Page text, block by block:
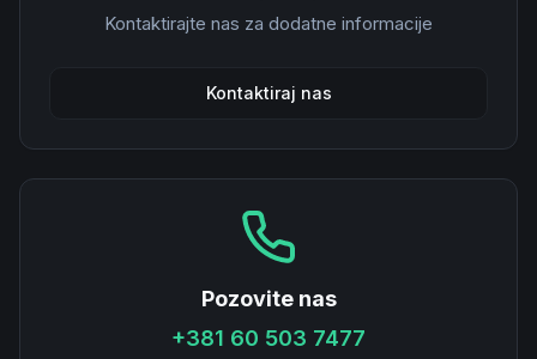
Kontaktirajte nas za dodatne informacije
Kontaktiraj nas
Pozovite nas
+381 60 503 7477